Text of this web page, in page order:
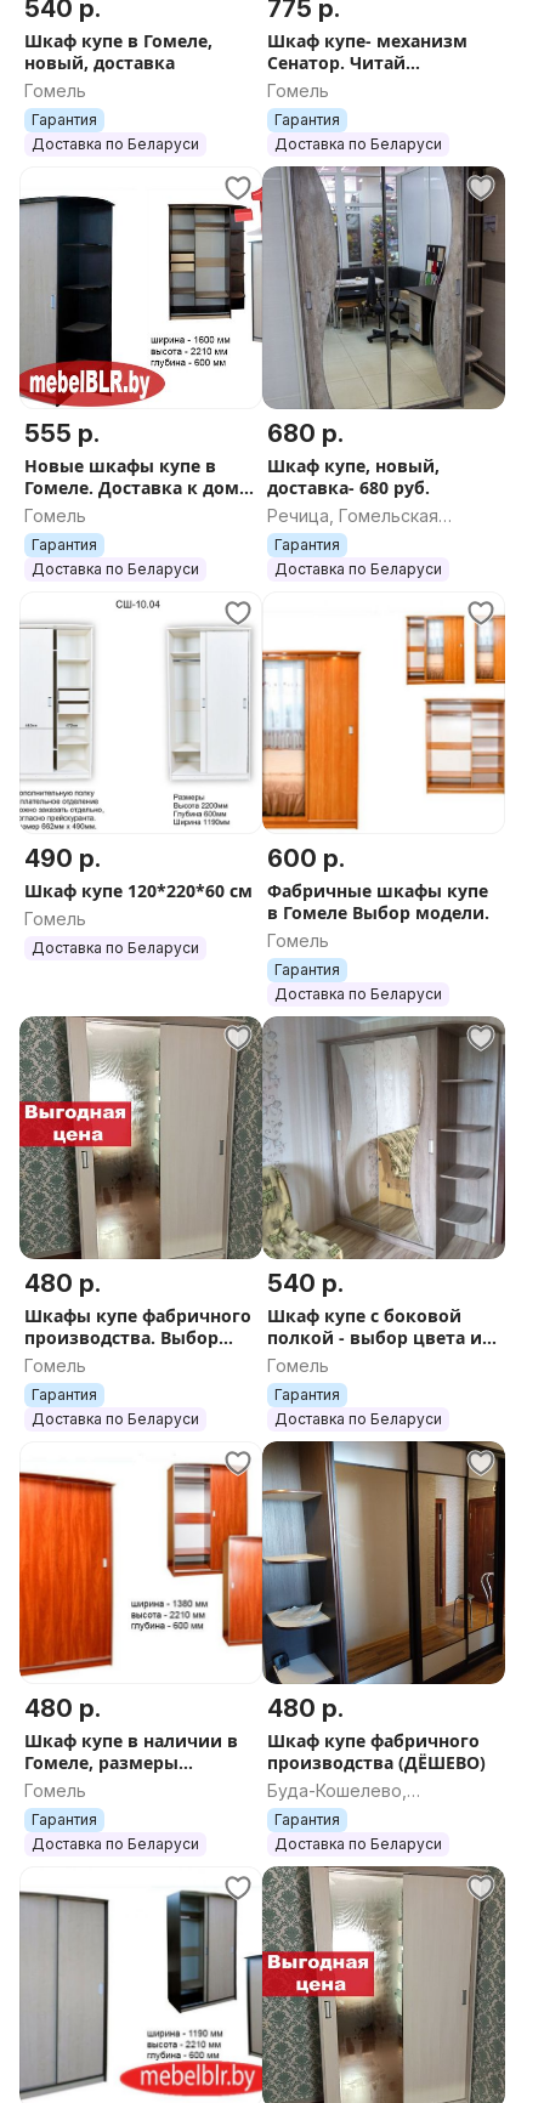
540 р.
Шкаф купе в Гомеле,
новый, доставка
Гомель
Гарантия
Доставка по Беларуси
775 р.
Шкаф купе- механизм
Сенатор. Читай
подробнее, ЖМИ.
Гомель
Гарантия
Доставка по Беларуси
555 р.
Новые шкафы купе в
Гомеле. Доставка к дому.
Жми.
Гомель
Гарантия
Доставка по Беларуси
680 р.
Шкаф купе, новый,
доставка- 680 руб.
Речица, Гомельская
область
Гарантия
Доставка по Беларуси
490 р.
Шкаф купе 120*220*60 см
Гомель
Доставка по Беларуси
600 р.
Фабричные шкафы купе
в Гомеле Выбор модели.
Гомель
Гарантия
Доставка по Беларуси
480 р.
Шкафы купе фабричного
производства. Выбор
цвета.
Гомель
Гарантия
Доставка по Беларуси
540 р.
Шкаф купе с боковой
полкой - выбор цвета и
модели
Гомель
Гарантия
Доставка по Беларуси
480 р.
Шкаф купе в наличии в
Гомеле, размеры
1400*220*60 см
Гомель
Гарантия
Доставка по Беларуси
480 р.
Шкаф купе фабричного
производства (ДЁШЕВО)
Буда-Кошелево,
Гомельская область
Гарантия
Доставка по Беларуси